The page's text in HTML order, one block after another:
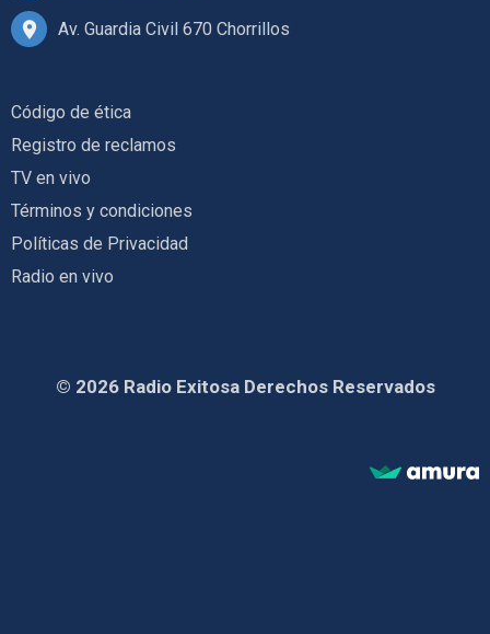
Av. Guardia Civil 670 Chorrillos
Código de ética
Registro de reclamos
TV en vivo
Términos y condiciones
Políticas de Privacidad
Radio en vivo
© 2026 Radio Exitosa Derechos Reservados